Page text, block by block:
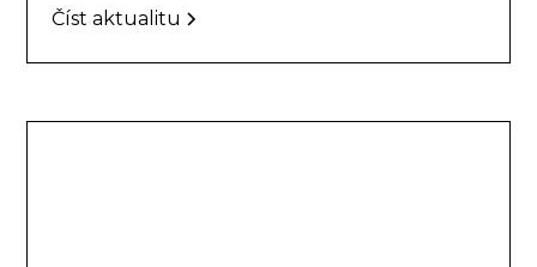
Číst aktualitu